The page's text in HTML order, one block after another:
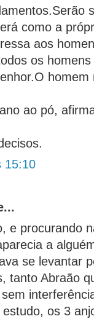
como a
aos
os
ao pó,
15:10
e procurando
a
se levantar
tanto Abraão
os 3